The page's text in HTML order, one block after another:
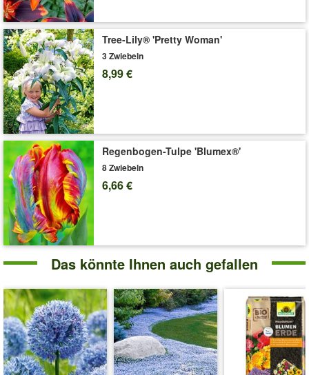
Tree-Lily® 'Pretty Woman'
3 Zwiebeln
8,99 €
Regenbogen-Tulpe 'Blumex®'
8 Zwiebeln
6,66 €
Das könnte Ihnen auch gefallen